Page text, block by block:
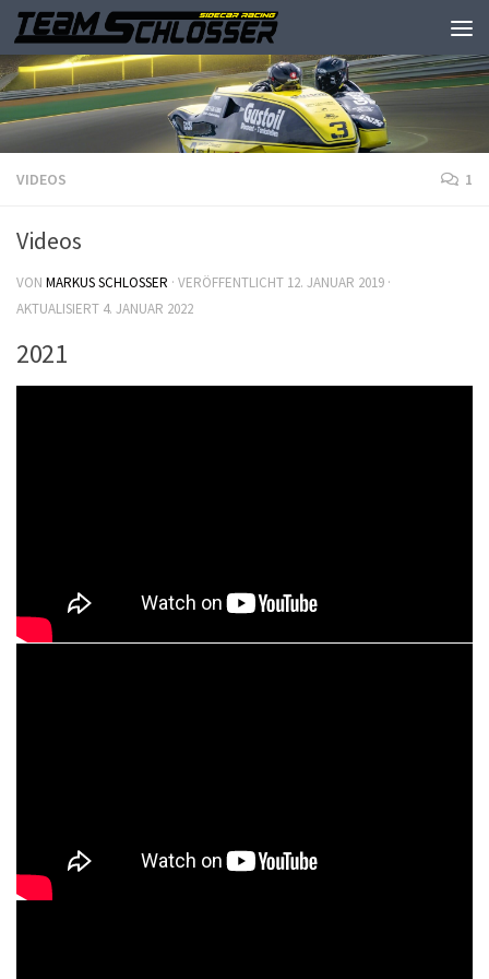
VIDEOS 1
Videos
VON MARKUS SCHLOSSER · VERÖFFENTLICHT 12. JANUAR 2019 ·
AKTUALISIERT 4. JANUAR 2022
2021